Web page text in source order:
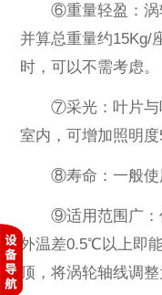
⑥重量轻盈：涡
并算总重量约15Kg/
时，可以不需考虑。
⑦采光：叶片与
室内，可增加照明
⑧寿命：一般使
⑨适用范围广：
外温差0.5℃以上即
顶，将涡轮轴线调整